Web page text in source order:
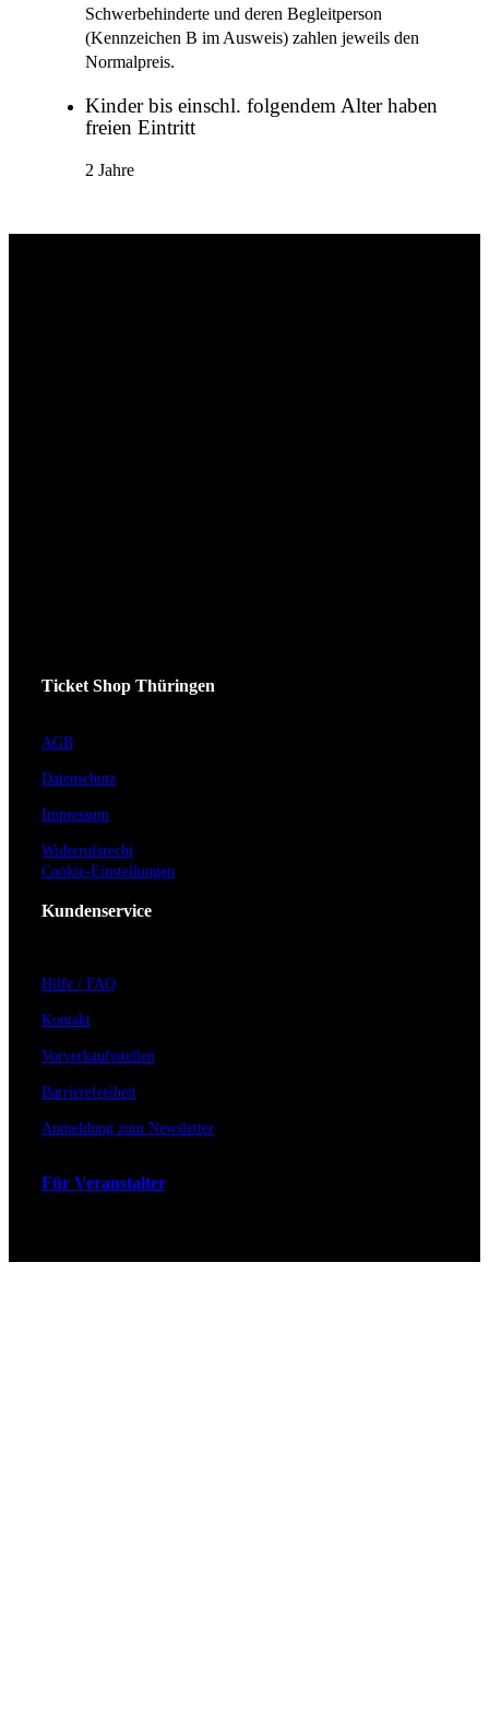
Schwerbehinderte und deren Begleitperson
(Kennzeichen B im Ausweis) zahlen jeweils den
Normalpreis.
Kinder bis einschl. folgendem Alter haben
freien Eintritt
2 Jahre
Ticket Shop Thüringen
AGB
Datenschutz
Impressum
Widerrufsrecht
Cookie-Einstellungen
Kundenservice
Hilfe / FAQ
Kontakt
Vorverkaufsstellen
Barrierefreiheit
Anmeldung zum Newsletter
Für Veranstalter